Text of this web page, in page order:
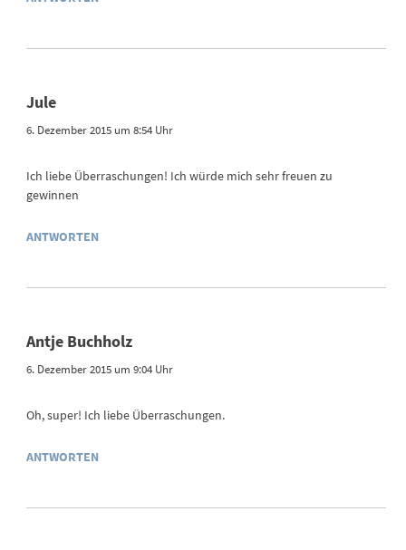
Jule
6. Dezember 2015 um 8:54 Uhr
Ich liebe Überraschungen! Ich würde mich sehr freuen zu
gewinnen
ANTWORTEN
Antje Buchholz
6. Dezember 2015 um 9:04 Uhr
Oh, super! Ich liebe Überraschungen.
ANTWORTEN